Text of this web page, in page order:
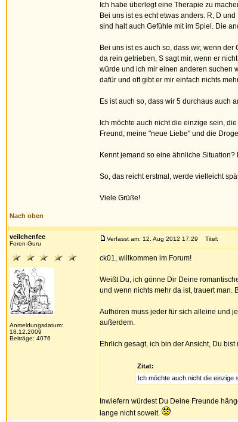
Ich habe überlegt eine Therapie zu
Bei uns ist es echt etwas anders. R, D
sind halt auch Gefühle mit im Spiel. Die
Bei uns ist es auch so, dass wir, wenn
da rein getrieben, S sagt mir, wenn er
würde und ich mir einen anderen suchen
dafür und oft gibt er mir einfach nichts
Es ist auch so, dass wir 5 durchaus auch
Ich möchte auch nicht die einzige sein,
Freund, meine "neue Liebe" und die
Kennt jemand so eine ähnliche
So, das reicht erstmal, werde vielleicht
Viele Grüße!
Nach oben
veilchenfee
Foren-Guru
Anmeldungsdatum:
18.12.2009
Beiträge: 4076
Verfasst am: 12. Aug 2012 17:29 Titel:
ck01, willkommen im Forum!
Weißt Du, ich gönne Dir Deine
und wenn nichts mehr da ist, trauert
Aufhören muss jeder für sich alleine und
außerdem.
Ehrlich gesagt, ich bin der Ansicht, Du
Zitat:
Ich möchte auch nicht die einzige
Inwiefern würdest Du Deine Freunde
lange nicht soweit.